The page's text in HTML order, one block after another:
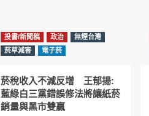
投書/新聞稿 政治
無煙台灣
菸草減害
電子菸
菸稅收入不減反增 王郁揚:
藍綠白三黨錯誤修法將讓紙菸
銷量與黑市雙贏